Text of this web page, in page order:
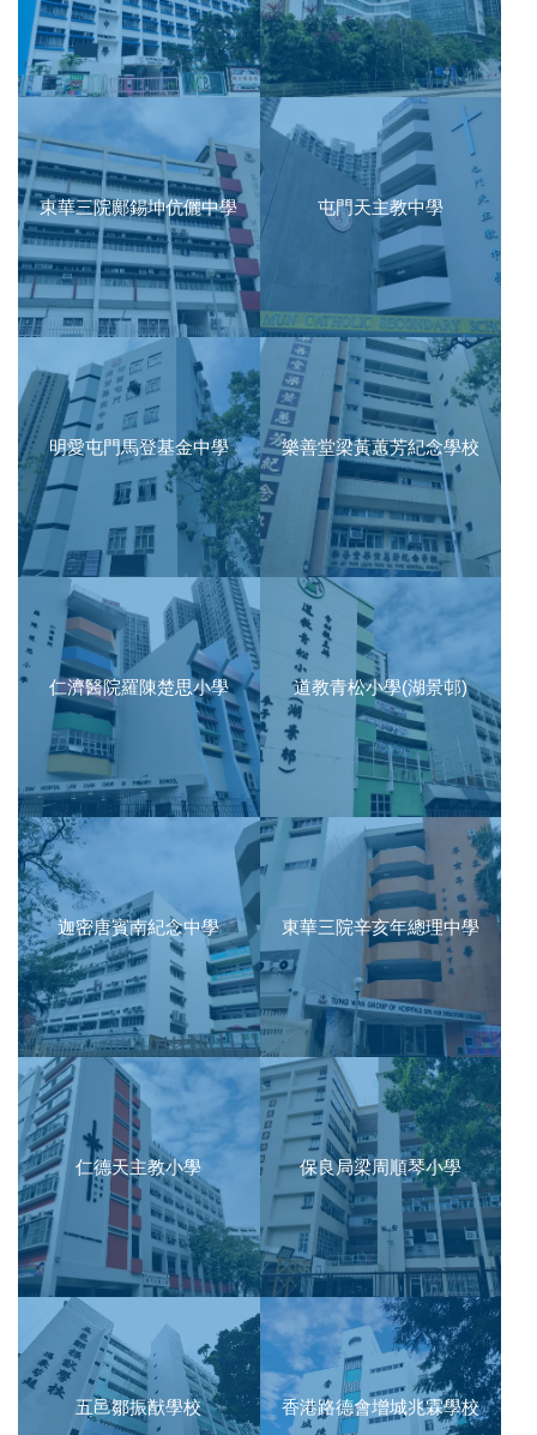
東華三院鄺錫坤伉儷中學 屯門天主教中學
明愛屯門馬登基金中學 樂善堂梁黃蕙芳紀念學校
仁濟醫院羅陳楚思小學 道教青松小學(湖景邨)
迦密唐賓南紀念中學 東華三院辛亥年總理中學
仁德天主教小學 保良局梁周順琴小學
五邑鄒振猷學校 香港路德會增城兆霖學校